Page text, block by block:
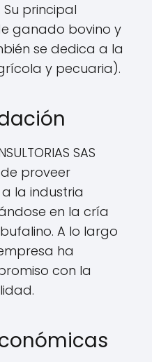
principal
ganado bovino y
se dedica a la
y pecuaria).
SAS
proveer
la industria
en la cría
A lo largo
ha
con la